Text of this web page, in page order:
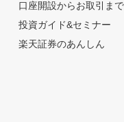
口座開設からお取引ま
投資ガイド&セミナー
楽天証券のあんしん